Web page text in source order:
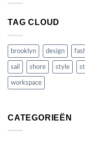
TAG CLOUD
brooklyn design
sail shore style
workspace
CATEGORIEËN